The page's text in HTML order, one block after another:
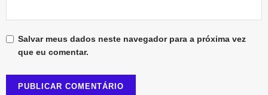
Salvar meus dados neste navegador para a próxima vez
que eu comentar.